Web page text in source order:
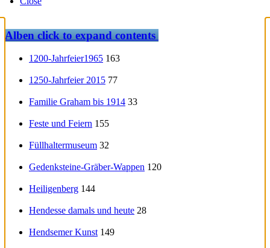
Albenclick to expand contents
1200-Jahrfeier1965 163
1250-Jahrfeier 2015 77
Familie Graham bis 1914 33
Feste und Feiern 155
Füllhaltermuseum 32
Gedenksteine-Gräber-Wappen 120
Heiligenberg 144
Hendesse damals und heute 28
Hendsemer Kunst 149